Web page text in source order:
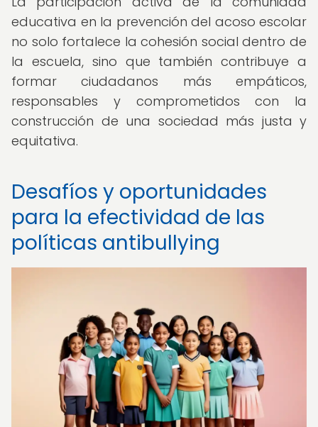
educativa en la prevención del acoso escolar
no solo fortalece la cohesión social dentro de
la escuela, sino que también contribuye a
formar ciudadanos más empáticos,
responsables y comprometidos con la
construcción de una sociedad más justa y
equitativa.
Desafíos y oportunidades
para la efectividad de las
políticas antibullying